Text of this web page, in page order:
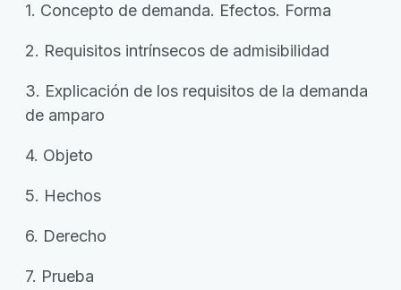
1. Concepto de demanda. Efectos. Forma
2. Requisitos intrínsecos de admisibilidad
3. Explicación de los requisitos de la demanda
de amparo
4. Objeto
5. Hechos
6. Derecho
7. Prueba